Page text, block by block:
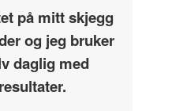
på mitt skjegg
og jeg bruker
daglig med